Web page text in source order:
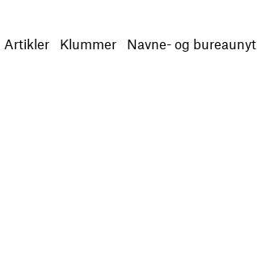
Artikler Klummer Navne- og bureaunyt